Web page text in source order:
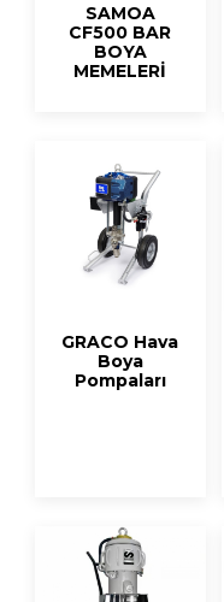
SAMOA
CF500 BAR
BOYA
MEMELERİ
GRACO Hava
Boya
Pompaları